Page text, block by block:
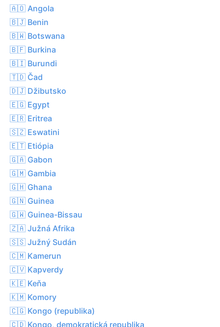
🇦🇴 Angola
🇧🇯 Benin
🇧🇼 Botswana
🇧🇫 Burkina
🇧🇮 Burundi
🇹🇩 Čad
🇩🇯 Džibutsko
🇪🇬 Egypt
🇪🇷 Eritrea
🇸🇿 Eswatini
🇪🇹 Etiópia
🇬🇦 Gabon
🇬🇲 Gambia
🇬🇭 Ghana
🇬🇳 Guinea
🇬🇼 Guinea-Bissau
🇿🇦 Južná Afrika
🇸🇸 Južný Sudán
🇨🇲 Kamerun
🇨🇻 Kapverdy
🇰🇪 Keňa
🇰🇲 Komory
🇨🇬 Kongo (republika)
🇨🇩 Kongo, demokratická republika